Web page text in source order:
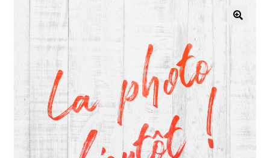
NOS BOUTIQUES
MON COMPTE